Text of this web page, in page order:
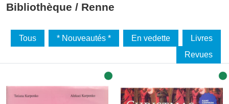
Bibliothèque / Renne
Tous * Nouveautés * En vedette
Livres
Revues